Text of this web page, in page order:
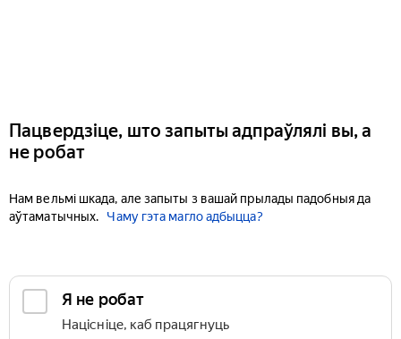
Пацвердзіце, што запыты адпраўлялі вы, а
не робат
Нам вельмі шкада, але запыты з вашай прылады падобныя да
аўтаматычных.
Чаму гэта магло адбыцца?
Я не робат
Націсніце, каб працягнуць